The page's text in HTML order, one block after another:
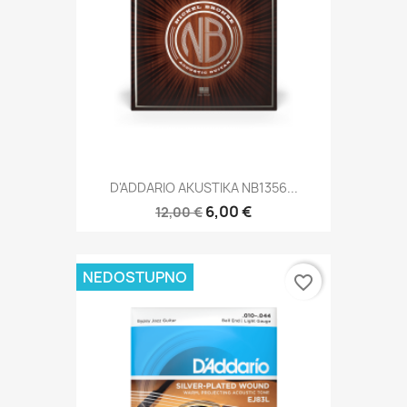
D'ADDARIO AKUSTIKA NB1356...
12,00 € 6,00 €
NEDOSTUPNO favorite_border